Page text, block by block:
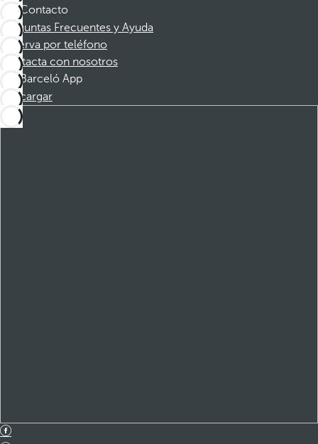
Contacto
Preguntas Frecuentes y Ayuda
Reserva por teléfono
Contacta con nosotros
Barceló App
Descargar